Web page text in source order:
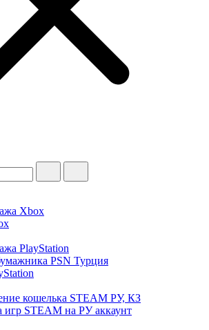
Xbox
PlayStation
PSN Турция
кошелька STEAM РУ, КЗ
игр STEAM на РУ аккаунт